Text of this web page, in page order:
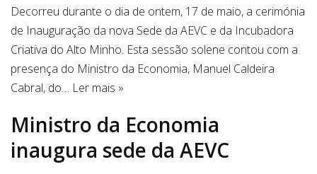
Decorreu durante o dia de ontem, 17 de maio, a cerimónia
de Inauguração da nova Sede da AEVC e da Incubadora
Criativa do Alto Minho. Esta sessão solene contou com a
presença do Ministro da Economia, Manuel Caldeira
Cabral, do… Ler mais »
Ministro da Economia
inaugura sede da AEVC